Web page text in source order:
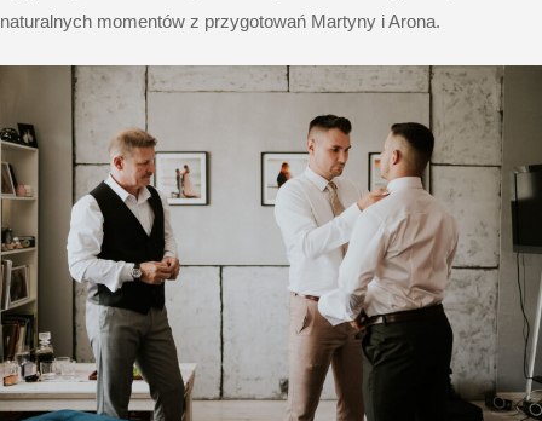
naturalnych momentów z przygotowań Martyny i Arona.